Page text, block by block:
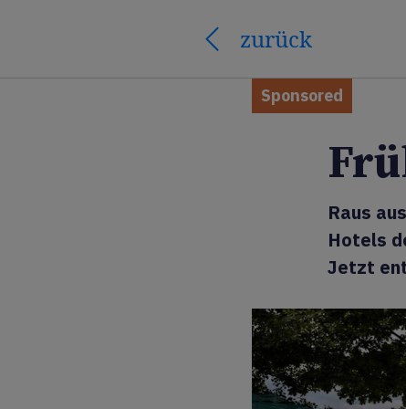
zurück
Sponsored
Raus
Hotels
Jetzt